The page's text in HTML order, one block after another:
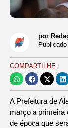
por
Publicado
COMPARTILHE:
A Prefeitura de
março a primeira
de época que